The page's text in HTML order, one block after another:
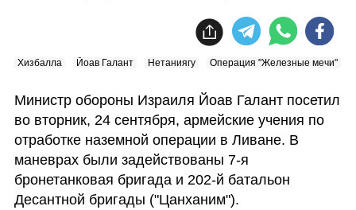
Хизбалла Йоав Галант Нетаниягу Операция "Железные мечи"
Министр обороны Израиля Йоав Галант посетил
во вторник, 24 сентября, армейские учения по
отработке наземной операции в Ливане. В
маневрах были задействованы 7-я
бронетанковая бригада и 202-й батальон
Десантной бригады ("Цанханим").